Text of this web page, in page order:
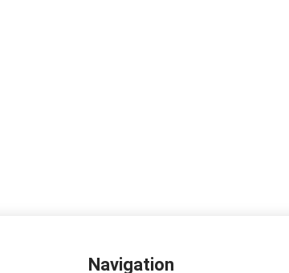
Navigation